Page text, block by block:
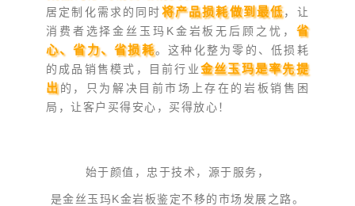
居定制化需求的同时将产品损耗做到最低，让
消费者选择金丝玉玛K金岩板无后顾之忧， 省
心、省力、省损耗。这种化整为零的、低损耗
的成品销售模式，目前行业金丝玉玛是率先提
出的，只为解决目前市场上存在的岩板销售困
局，让客户买得安心，买得放心！
始于颜值，忠于技术，源于服务，
是金丝玉玛K金岩板鉴定不移的市场发展之路。